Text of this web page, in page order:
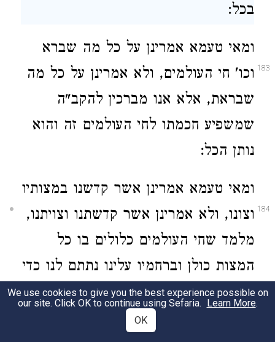
בכל:
183
ומאי טעמא אמרינן על כל מה שברא
וכו' חי העולמים, ולא אמרינן על כל מה
שבראת, אלא אנו מברכין להקב"ה
שמשפיע חכמתו לחי העולמים זה והוא
נותן הכל:
184
ומאי טעמא אמרינן אשר קדשנו במצותיו
וצונו, ולא אמרינן אשר קדשתנו וצויתנו,
מלמד שחי העולמים כלולים בו כל
המצות כולן וברחמיו עלינו נתתם לנו כדי
לקדשנו בהם ואולי נזכה, ומ"ט, כי
בשעה שאנו נזכה בעוה"ז לעוה"ב שהוא
We use cookies to give you the best experience possible on
our site. Click OK to continue using Sefaria. Learn More.
OK